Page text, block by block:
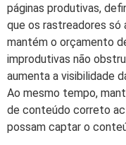
páginas produtivas,
que os rastreadores
mantém o orçamento
improdutivas não
aumenta a visibilidade
Ao mesmo tempo,
de conteúdo correto
possam captar o